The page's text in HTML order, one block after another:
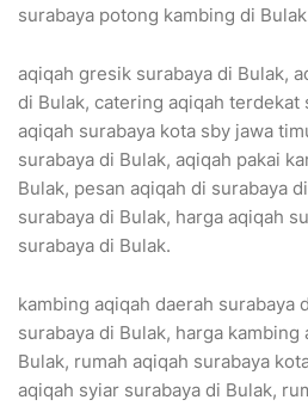
surabaya potong kambing di
aqiqah gresik surabaya di Bulak,
di Bulak, catering aqiqah terdekat
aqiqah surabaya kota sby jawa
surabaya di Bulak, aqiqah pakai
Bulak, pesan aqiqah di surabaya
surabaya di Bulak, harga aqiqah
surabaya di Bulak.
kambing aqiqah daerah surabaya
surabaya di Bulak, harga kambing
Bulak, rumah aqiqah surabaya
aqiqah syiar surabaya di Bulak,